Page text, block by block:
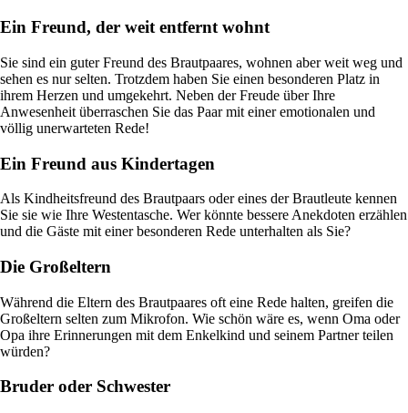
Ein Freund, der weit entfernt wohnt
Sie sind ein guter Freund des Brautpaares, wohnen aber weit weg und
sehen es nur selten. Trotzdem haben Sie einen besonderen Platz in
ihrem Herzen und umgekehrt. Neben der Freude über Ihre
Anwesenheit überraschen Sie das Paar mit einer emotionalen und
völlig unerwarteten Rede!
Ein Freund aus Kindertagen
Als Kindheitsfreund des Brautpaars oder eines der Brautleute kennen
Sie sie wie Ihre Westentasche. Wer könnte bessere Anekdoten erzählen
und die Gäste mit einer besonderen Rede unterhalten als Sie?
Die Großeltern
Während die Eltern des Brautpaares oft eine Rede halten, greifen die
Großeltern selten zum Mikrofon. Wie schön wäre es, wenn Oma oder
Opa ihre Erinnerungen mit dem Enkelkind und seinem Partner teilen
würden?
Bruder oder Schwester